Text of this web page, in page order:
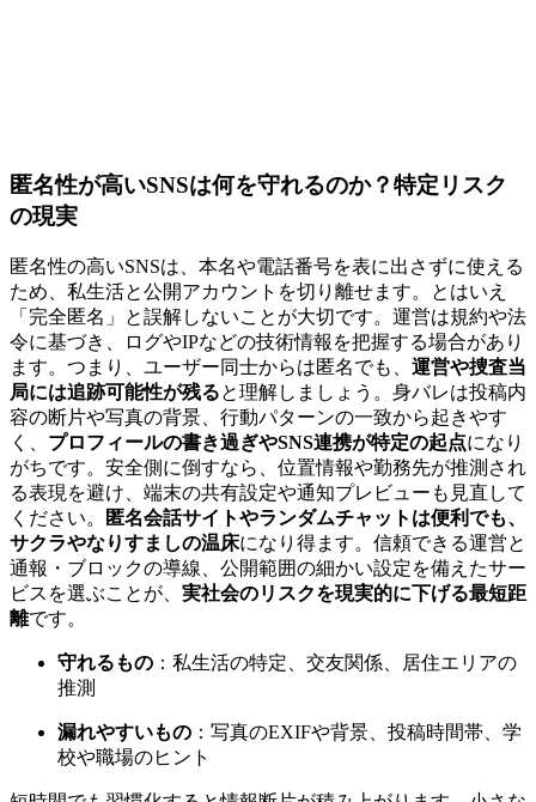
匿名性が高いSNSは何を守れるのか？特定リスク
の現実
匿名性の高いSNSは、本名や電話番号を表に出さずに使える
ため、私生活と公開アカウントを切り離せます。とはいえ
「完全匿名」と誤解しないことが大切です。運営は規約や法
令に基づき、ログやIPなどの技術情報を把握する場合があり
ます。つまり、ユーザー同士からは匿名でも、 運営や捜査当
局には追跡可能性が残ると理解しましょう。身バレは投稿内
容の断片や写真の背景、行動パターンの一致から起きやす
く、 プロフィールの書き過ぎやSNS連携が特定の起点になり
がちです。安全側に倒すなら、位置情報や勤務先が推測され
る表現を避け、端末の共有設定や通知プレビューも見直して
ください。
匿名会話サイトやランダムチャットは便利でも、
サクラやなりすましの温床になり得ます。信頼できる運営と
通報・ブロックの導線、公開範囲の細かい設定を備えたサー
ビスを選ぶことが、 実社会のリスクを現実的に下げる最短距
離です。
守れるもの ：私生活の特定、交友関係、居住エリアの
推測
漏れやすいもの ：写真のEXIFや背景、投稿時間帯、学
校や職場のヒント